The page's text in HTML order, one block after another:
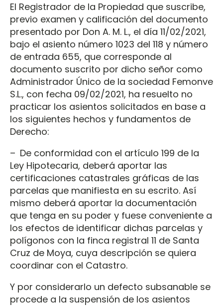
El Registrador de la Propiedad que suscribe,
previo examen y calificación del documento
presentado por Don A. M. L., el día 11/02/2021,
bajo el asiento número 1023 del 118 y número
de entrada 655, que corresponde al
documento suscrito por dicho señor como
Administrador Único de la sociedad Femonve
S.L., con fecha 09/02/2021, ha resuelto no
practicar los asientos solicitados en base a
los siguientes hechos y fundamentos de
Derecho:
– De conformidad con el artículo 199 de la
Ley Hipotecaria, deberá aportar las
certificaciones catastrales gráficas de las
parcelas que manifiesta en su escrito. Así
mismo deberá aportar la documentación
que tenga en su poder y fuese conveniente a
los efectos de identificar dichas parcelas y
polígonos con la finca registral 11 de Santa
Cruz de Moya, cuya descripción se quiera
coordinar con el Catastro.
Y por considerarlo un defecto subsanable se
procede a la suspensión de los asientos